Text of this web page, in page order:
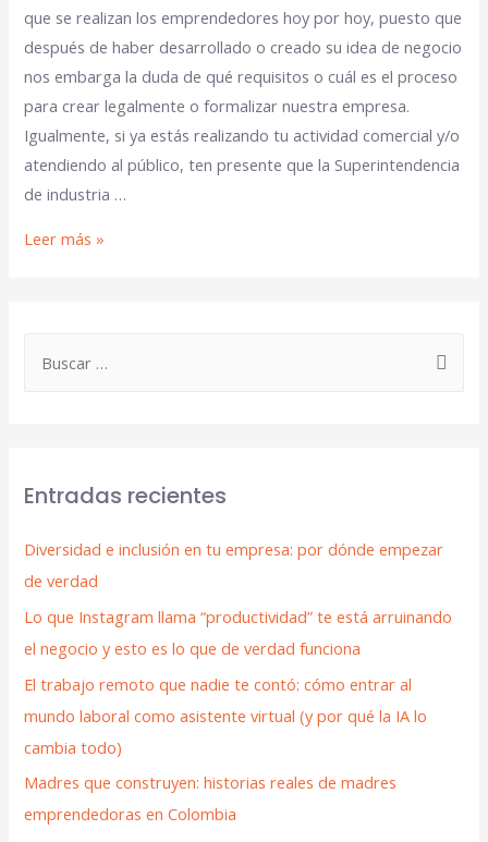
Entradas recientes
Diversidad e inclusión en tu empresa: por dónde empezar
de verdad
Lo que Instagram llama “productividad” te está arruinando
el negocio y esto es lo que de verdad funciona
El trabajo remoto que nadie te contó: cómo entrar al
mundo laboral como asistente virtual (y por qué la IA lo
cambia todo)
Madres que construyen: historias reales de madres
emprendedoras en Colombia
que se realizan los emprendedores hoy por hoy, puesto que
después de haber desarrollado o creado su idea de negocio
nos embarga la duda de qué requisitos o cuál es el proceso
para crear legalmente o formalizar nuestra empresa.
Igualmente, si ya estás realizando tu actividad comercial y/o
atendiendo al público, ten presente que la Superintendencia
de industria …
Leer más »